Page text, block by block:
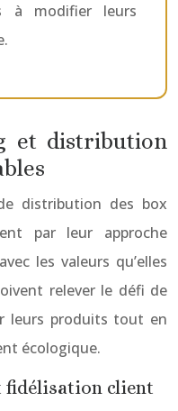
à modifier leurs
et distribution
distribution des box
par leur approche
les valeurs qu’elles
relever le défi de
leurs produits tout en
écologique.
fidélisation client